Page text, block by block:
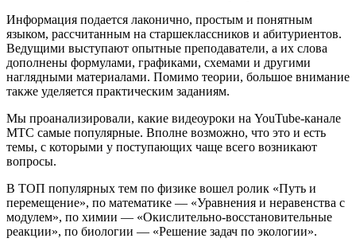
Информация подается лаконично, простым и понятным
языком, рассчитанным на старшеклассников и абитуриентов.
Ведущими выступают опытные преподаватели, а их слова
дополнены формулами, графиками, схемами и другими
наглядными материалами. Помимо теории, большое внимание
также уделяется практическим заданиям.
Мы проанализировали, какие видеоуроки на YouTube-канале
МТС самые популярные. Вполне возможно, что это и есть
темы, с которыми у поступающих чаще всего возникают
вопросы.
В ТОП популярных тем по физике вошел ролик «Путь и
перемещение», по математике — «Уравнения и неравенства с
модулем», по химии — «Окислительно-восстановительные
реакции», по биологии — «Решение задач по экологии».